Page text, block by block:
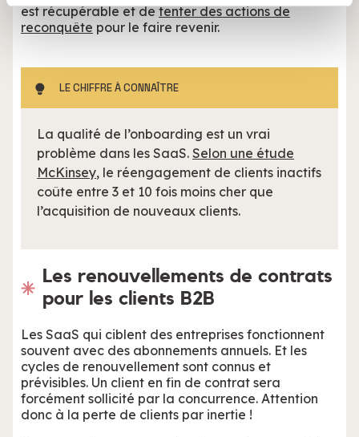
publicité et d'analyse, qui peuvent combiner celles-ci
avec d'autres informations que vous leur avez fournies
services.
est récupérable et detenter des actions de
reconquête pour le faire revenir.
LE CHIFFRE À CONNAÎTRE
La qualité de l’onboarding est un vrai
problème dans les SaaS. Selon une étude
McKinsey, le réengagement de clients inactifs
coûte entre 3 et 10 fois moins cher que
l’acquisition de nouveaux clients.
Les renouvellements de contrats
pour les clients B2B
Les SaaS qui ciblent des entreprises fonctionnent
souvent avec des abonnements annuels. Et les
cycles de renouvellement sont connus et
prévisibles. Un client en fin de contrat sera
forcément sollicité par la concurrence. Attention
donc à la perte de clients par inertie !